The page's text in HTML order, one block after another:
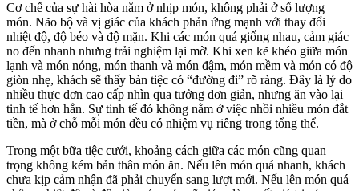
Cơ chế của sự hài hòa nằm ở nhịp món, không phải ở số lượng
món. Não bộ và vị giác của khách phản ứng mạnh với thay đổi
nhiệt độ, độ béo và độ mặn. Khi các món quá giống nhau, cảm giác
no đến nhanh nhưng trải nghiệm lại mờ. Khi xen kẽ khéo giữa món
lạnh và món nóng, món thanh và món đậm, món mềm và món có độ
giòn nhẹ, khách sẽ thấy bàn tiệc có “đường đi” rõ ràng. Đây là lý do
nhiều thực đơn cao cấp nhìn qua tưởng đơn giản, nhưng ăn vào lại
tinh tế hơn hẳn. Sự tinh tế đó không nằm ở việc nhồi nhiều món đắt
tiền, mà ở chỗ mỗi món đều có nhiệm vụ riêng trong tổng thể.
Trong một bữa tiệc cưới, khoảng cách giữa các món cũng quan
trọng không kém bản thân món ăn. Nếu lên món quá nhanh, khách
chưa kịp cảm nhận đã phải chuyển sang lượt mới. Nếu lên món quá